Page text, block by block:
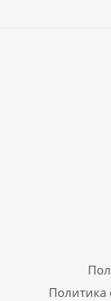
Политика